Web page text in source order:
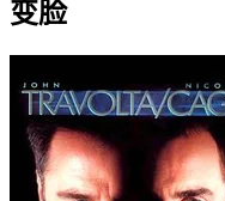
变脸